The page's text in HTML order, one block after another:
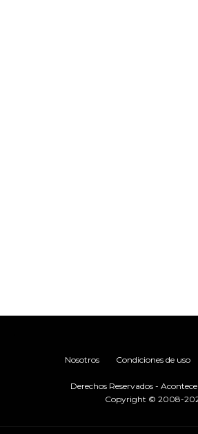
Nosotros Condiciones de uso
Derechos Reservados -
Copyright © 2008-